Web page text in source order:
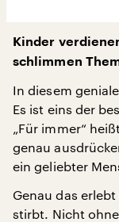
Kinder
schlimmen
In diesem
Es ist eins der
„Für immer“
genau
ein geliebter
Genau das
stirbt. Nicht